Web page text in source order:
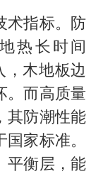
术指标。防
热长时间
，木地板边
。而高质量
其防潮性能
家标准。
平衡层，能